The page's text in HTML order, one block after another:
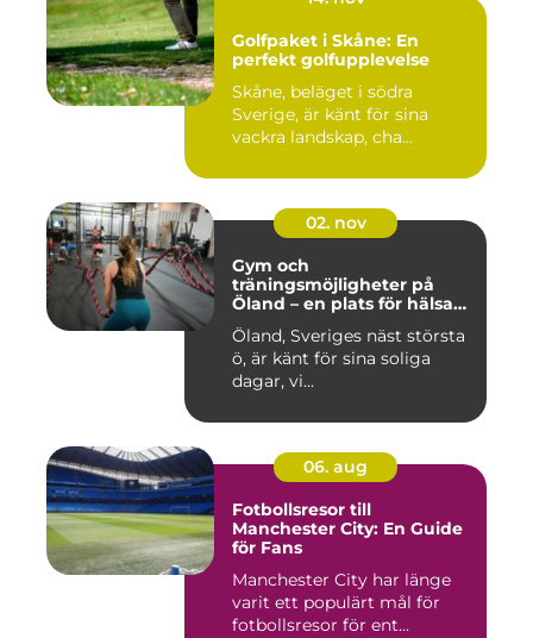
Golfpaket i Skåne: En
perfekt golfupplevelse
Skåne, beläget i södra
Sverige, är känt för sina
vackra landskap, cha...
02. nov
Gym och
träningsmöjligheter på
Öland – en plats för hälsa
och välbefinnande
Öland, Sveriges näst största
ö, är känt för sina soliga
dagar, vi...
06. aug
Fotbollsresor till
Manchester City: En Guide
för Fans
Manchester City har länge
varit ett populärt mål för
fotbollsresor för ent...